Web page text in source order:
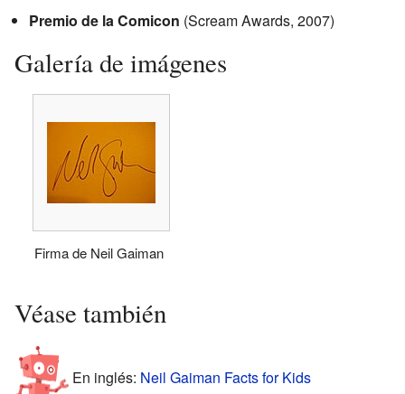
Premio de la Comicon (Scream Awards, 2007)
Galería de imágenes
Firma de Neil Gaiman
Véase también
En inglés: Neil Gaiman Facts for Kids